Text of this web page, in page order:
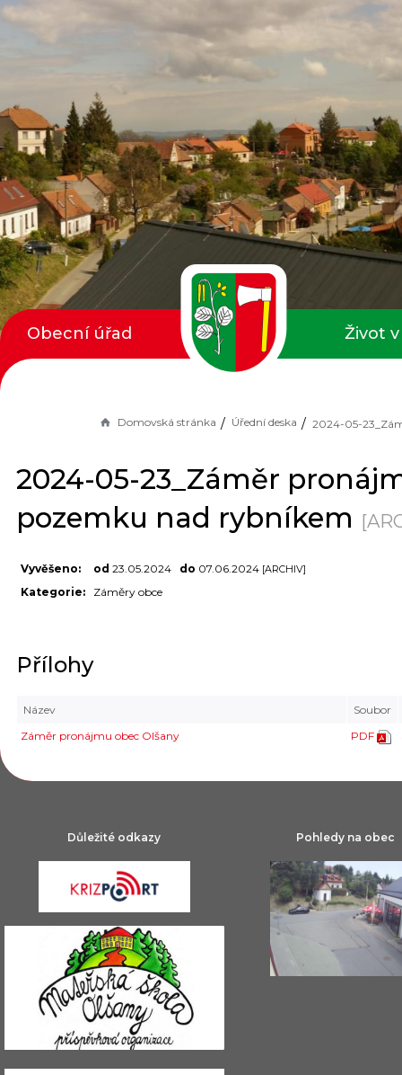
Domovská stránka Úřední deska
2024-05-23_Záměr
pozemku nad rybníkem
Vyvěšeno: od 23.05.2024 do 07.06.2024 [ARCHIV]
Kategorie: Záměry obce
Přílohy
Název
Soubor
Záměr pronájmu obec Olšany
PDF
Obecní úřad Život
Důležité odkazy Pohledy na obec